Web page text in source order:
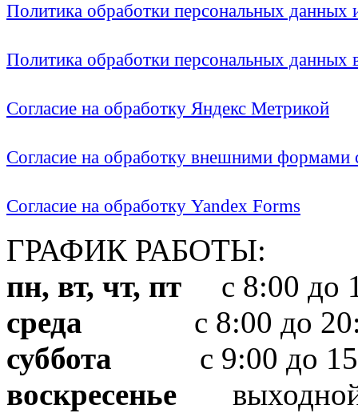
Политика обработки персональных
Политика обработки персональных
Согласие на обработку Яндекс Метрикой
Согласие на обработку внешними формами
Согласие на обработку Yandex Forms
ГРАФИК РАБОТЫ:
пн, вт, чт, пт с 8:00 до
среда с 8:00 до
суббота с 9:00 до
воскресенье